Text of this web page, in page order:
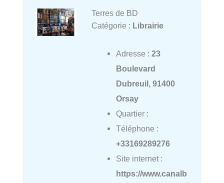
Terres de BD
Catégorie : Librairie
Adresse : 23
Boulevard
Dubreuil, 91400
Orsay
Quartier :
Téléphone :
+33169289276
Site internet :
https://www.canalb